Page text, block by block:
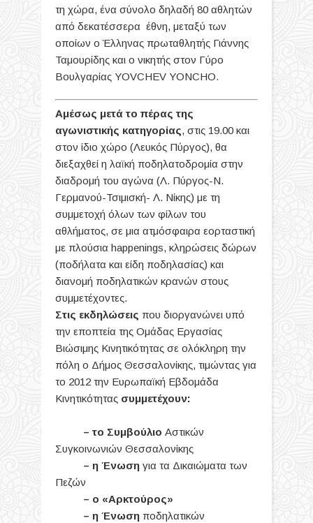
τη χώρα, ένα σύνολο δηλαδή 80 αθλητών
από δεκατέσσερα έθνη, μεταξύ των
οποίων ο Έλληνας πρωταθλητής Γιάννης
Ταμουρίδης και ο νικητής στον Γύρο
Βουλγαρίας YOVCHEV YONCHO.
Αμέσως μετά το πέρας της
αγωνιστικής κατηγορίας, στις 19.00 και
στον ίδιο χώρο (Λευκός Πύργος), θα
διεξαχθεί η λαϊκή ποδηλατοδρομία στην
διαδρομή του αγώνα (Λ. Πύργος-Ν.
Γερμανού-Τσιμισκή- Λ. Νίκης) με τη
συμμετοχή όλων των φίλων του
αθλήματος, σε μια ατμόσφαιρα εορταστική
με πλούσια happenings, κληρώσεις δώρων
(ποδήλατα και είδη ποδηλασίας) και
διανομή ποδηλατικών κρανών στους
συμμετέχοντες.
Στις εκδηλώσεις που διοργανώνει υπό
την εποπτεία της Ομάδας Εργασίας
Βιώσιμης Κινητικότητας σε ολόκληρη την
πόλη ο Δήμος Θεσσαλονίκης, τιμώντας για
το 2012 την Ευρωπαϊκή Εβδομάδα
Κινητικότητας συμμετέχουν:
– το Συμβούλιο Αστικών
Συγκοινωνιών Θεσσαλονίκης
– η Ένωση για τα Δικαιώματα των
Πεζών
– ο «Αρκτούρος»
– η Ένωση ποδηλατικών